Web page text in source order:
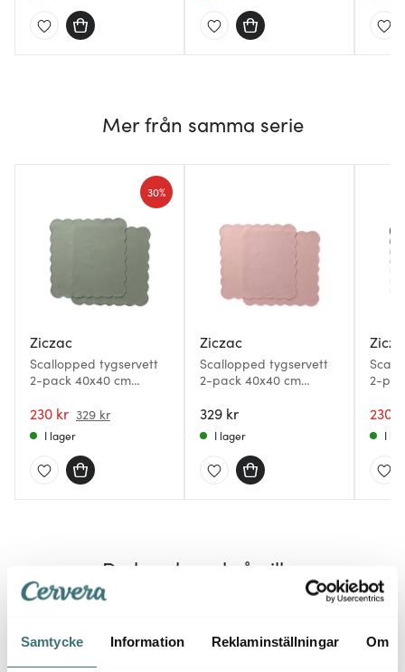
Samtycke Information Reklaminställningar Om
Mer från samma serie
Ziczac
Scallopped tygservett
2-pack 40x40 cm
230 kr 329 kr
30%
I lager
Ziczac
Scallopped tygservett
2-pack 40x40 cm
329 kr
I lager
2-
230
I
Du kanske också gillar
50%